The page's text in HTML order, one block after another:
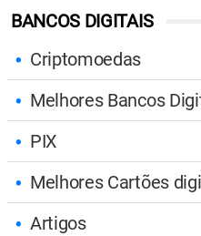
BANCOS DIGITAIS
Criptomoedas
Melhores Bancos
PIX
Melhores Cartões
Artigos